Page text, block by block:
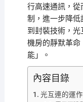
行高速通訊，從
制，進一步降
到封裝技術，光
機房的靜默革
能」。
內容目錄
光互連的運